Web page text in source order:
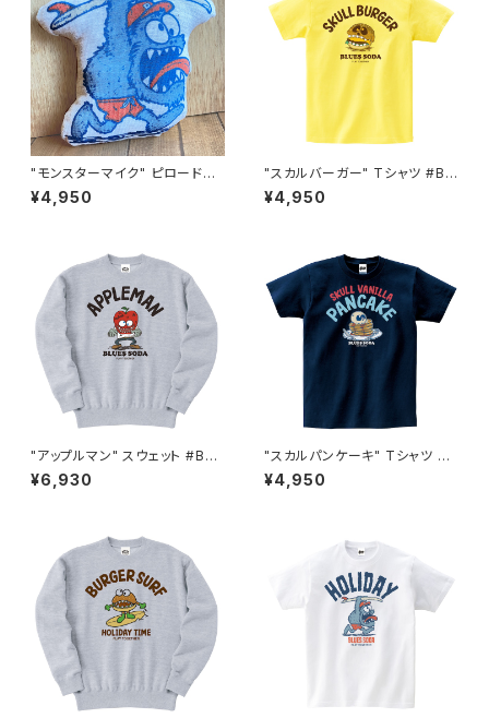
"モンスターマイク" ピロードー
ル 日本製 #BS813051
¥4,950
"スカルバーガー" Tシャツ #BS
101036LMN
¥4,950
"アップルマン" スウェット #BS3
35022ASH
¥6,930
"スカルパンケーキ" Tシャツ #B
S101045NVY
¥4,950